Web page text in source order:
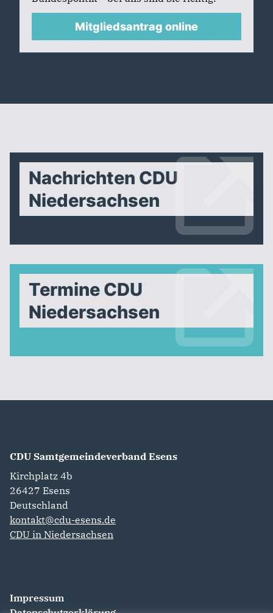
Mitgliedsantrag online
Nachrichten CDU
Niedersachsen
Termine CDU
Niedersachsen
CDU Samtgemeindeverband Esens
Kirchplatz 4b
26427 Esens
Deutschland
kontakt@cdu-esens.de
CDU in Niedersachsen
Impressum